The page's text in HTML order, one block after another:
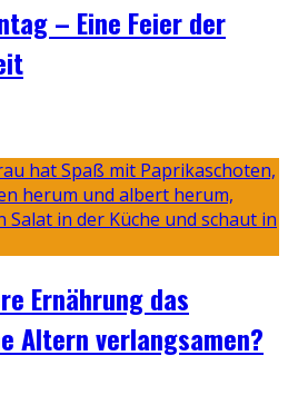
– Eine Feier der
Ernährung das
Altern verlangsamen?